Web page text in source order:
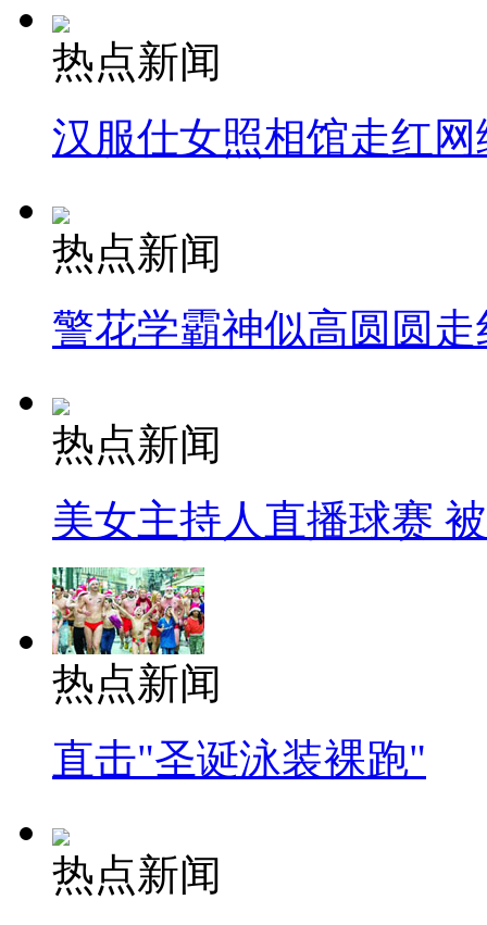
热点新闻
汉服仕女照相馆走红网
热点新闻
警花学霸神似高圆圆走
热点新闻
美女主持人直播球赛
热点新闻
直击"圣诞泳装裸跑"
热点新闻